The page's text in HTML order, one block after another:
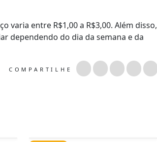
entre R$1,00 a R$3,00. Além disso,
dependendo do dia da semana e da
COMPARTILHE